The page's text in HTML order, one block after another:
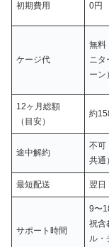
初期費用 0円
ケージ代
無料
ニタ
ーン）
12ヶ月総額
（目安）
約
途中解約
不可
共通）
最短配送 翌日
サポート時間
9〜
祝含
ル・